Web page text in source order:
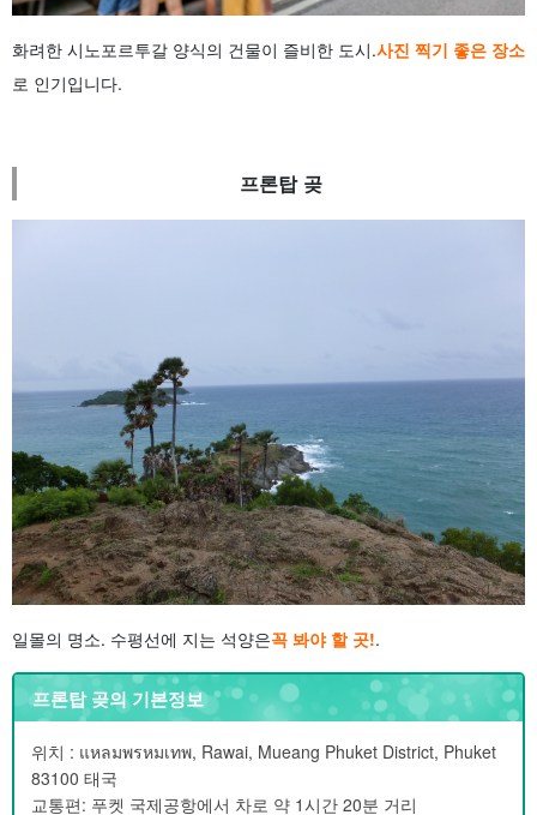
화려한 시노포르투갈 양식의 건물이 즐비한 도시.사진 찍기 좋은 장소
로 인기입니다.
프론탑 곶
일몰의 명소. 수평선에 지는 석양은꼭 봐야 할 곳!.
프론탑 곶의 기본정보
위치 : แหลมพรหมเทพ, Rawai, Mueang Phuket District, Phuket
83100 태국
교통편: 푸켓 국제공항에서 차로 약 1시간 20분 거리